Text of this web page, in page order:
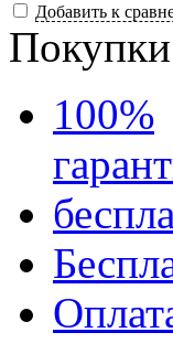
Добавить к
100%